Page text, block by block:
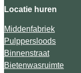
Locatie huren
Middenfabriek
Pulppersloods
Binnenstraat
Bietenwasruimte